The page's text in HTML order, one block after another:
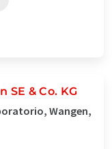
& Co. KG
Wangen,